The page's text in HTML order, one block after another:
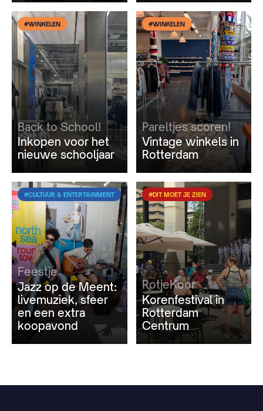
#WINKELEN
Back to School!
Inkopen voor het
nieuwe schooljaar
#WINKELEN
Pareltjes scoren!
Vintage winkels in
Rotterdam
#CULTUUR & ENTERTAINMENT
Feestje
Jazz op de Meent:
livemuziek, sfeer
en een extra
koopavond
#DIT MOET JE ZIEN
RotjeKoor
Korenfestival in
Rotterdam
Centrum